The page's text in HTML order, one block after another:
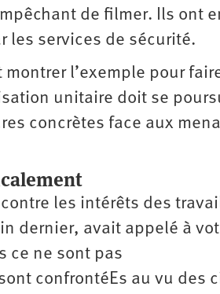
de filmer. Ils ont
les services de sécurité.
l’exemple pour
unitaire doit se
concrètes face aux
les intérêts des
dernier, avait appelé à
ce ne sont pas
confrontéEs au vu des